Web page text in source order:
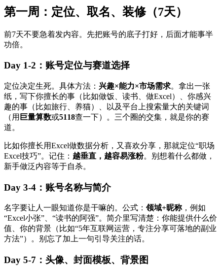
第一周：定位、取名、装修（7天）
前7天不要急着发内容。先把账号的底子打好，后面才能事半
功倍。
Day 1-2：账号定位与赛道选择
定位决定生死。具体方法： 兴趣×能力×市场需求。拿出一张
纸，写下你擅长的事（比如做饭、读书、做Excel）、你感兴
趣的事（比如旅行、养猫）、以及平台上搜索量大的关键词
（用 巨量算数或5118查一下）。三个圈的交集，就是你的赛
道。
比如你擅长用Excel做数据分析，又喜欢分享，那就定位“职场
Excel技巧”。记住： 越垂直，越容易涨粉。别想着什么都做，
新手做泛内容等于自杀。
Day 3-4：账号名称与简介
名字要让人一眼知道你是干嘛的。公式： 领域+昵称，例如
“Excel小张”、“读书的阿强”。简介里写清楚：你能提供什么价
值、你的背景（比如“5年互联网运营，专注分享可落地的副业
方法”）。别忘了加上一句引导关注的话。
Day 5-7：头像、封面模板、背景图